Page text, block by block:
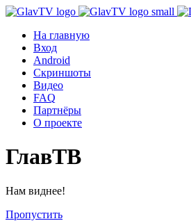
На главную
Вход
Android
Скриншоты
Видео
FAQ
Партнёры
О проекте
ГлавТВ
Нам виднее!
Пропустить